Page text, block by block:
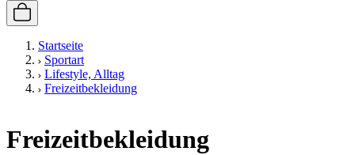
Startseite
Sportart
Lifestyle, Alltag
Freizeitbekleidung
Freizeitbekleidung